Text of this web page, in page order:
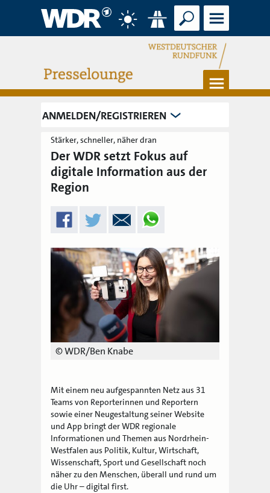
Verkehr
Suche Menü
Menü
ANMELDEN/REGISTRIEREN
Stärker, schneller, näher dran
Der WDR setzt Fokus auf
digitale Information aus der
Region
© WDR/Ben Knabe
Mit einem neu aufgespannten Netz aus 31
Teams von Reporterinnen und Reportern
sowie einer Neugestaltung seiner Website
und App bringt der WDR regionale
Informationen und Themen aus Nordrhein-
Westfalen aus Politik, Kultur, Wirtschaft,
Wissenschaft, Sport und Gesellschaft noch
näher zu den Menschen, überall und rund um
die Uhr – digital first.